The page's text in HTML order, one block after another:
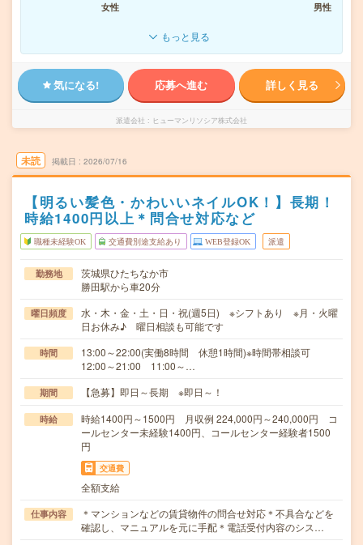
女性
男性
もっと見る
気になる! 応募へ進む 詳しく見る
派遣会社 ヒューマンリソシア株式会社
未読 掲載日 2026/07/16
【明るい髪色・かわいいネイルOK！】長期！
時給1400円以上＊問合せ対応など
職種未経験OK 交通費別途支給あり WEB登録OK 派遣
勤務地
茨城県ひたちなか市
勝田駅から車20分
曜日頻度
水・木・金・土・日・祝(週5日) ※シフトあり ※月・火曜
日お休み♪ 曜日相談も可能です
時間
13:00～22:00(実働8時間 休憩1時間)※時間帯相談可
12:00～21:00 11:00～…
期間 【急募】即日～長期 ※即日～！
時給
時給1400円～1500円 月収例 224,000円～240,000円 コ
ールセンター未経験1400円、コールセンター経験者1500
円
交通費
全額支給
仕事内容
＊マンションなどの賃貸物件の問合せ対応＊不具合などを
確認し、マニュアルを元に手配＊電話受付内容のシス…